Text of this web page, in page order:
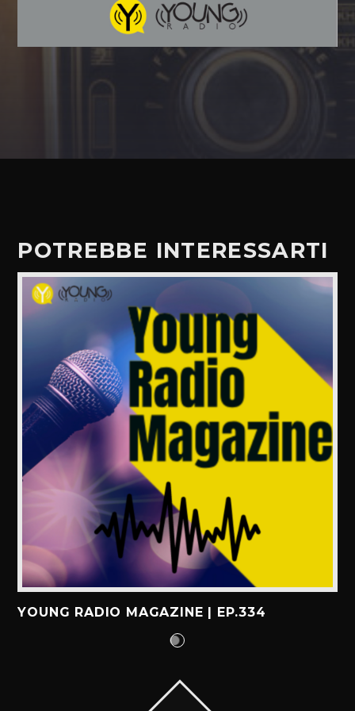
POTREBBE INTERESSARTI
YOUNG RADIO MAGAZINE | EP.334